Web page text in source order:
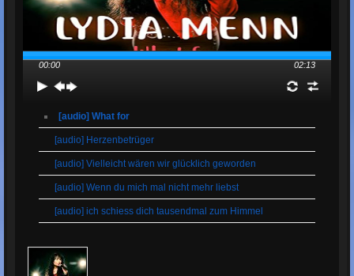
00:00 02:13
[audio] What for
[audio] Herzenbetrüger
[audio] Vielleicht wären wir glücklich geworden
[audio] Wenn du mich mal nicht mehr liebst
[audio] ich schiess dich tausendmal zum Himmel
[audio] Typisch Du